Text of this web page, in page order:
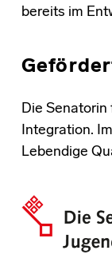
bereits im
Die Senatorin
Integration.
Lebendige